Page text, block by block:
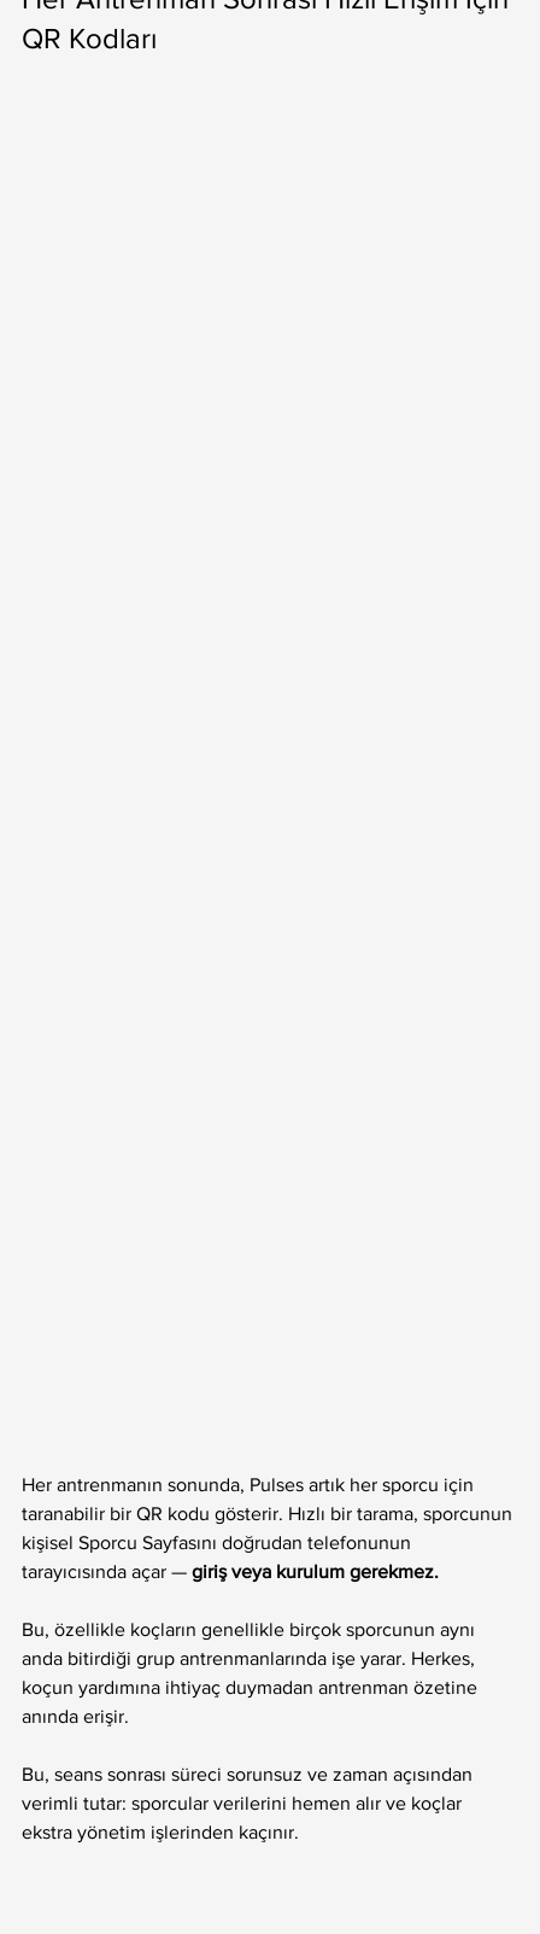
QR Kodları
Her antrenmanın sonunda, Pulses artık her sporcu için
taranabilir bir QR kodu gösterir. Hızlı bir tarama, sporcunun
kişisel Sporcu Sayfasını doğrudan telefonunun
tarayıcısında açar — giriş veya kurulum gerekmez.
Bu, özellikle koçların genellikle birçok sporcunun aynı
anda bitirdiği grup antrenmanlarında işe yarar. Herkes,
koçun yardımına ihtiyaç duymadan antrenman özetine
anında erişir.
Bu, seans sonrası süreci sorunsuz ve zaman açısından
verimli tutar: sporcular verilerini hemen alır ve koçlar
ekstra yönetim işlerinden kaçınır.